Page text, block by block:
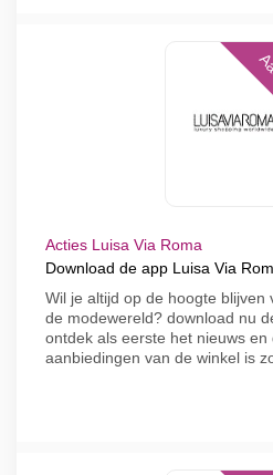
Acties Luisa Via Roma
Download de app Luisa Via
Wil je altijd op de hoogte blijven
de modewereld? download nu
ontdek als eerste het nieuws en
aanbiedingen van de winkel is